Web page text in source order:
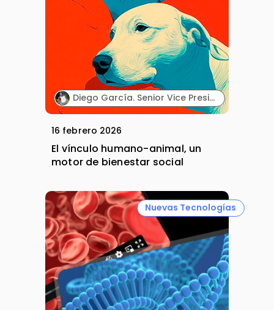
Diego García. Senior Vice President & General Manager Southern Europe Cluster. Zoetis.
16 febrero 2026
El vínculo humano-animal, un
motor de bienestar social
Nuevas Tecnologías